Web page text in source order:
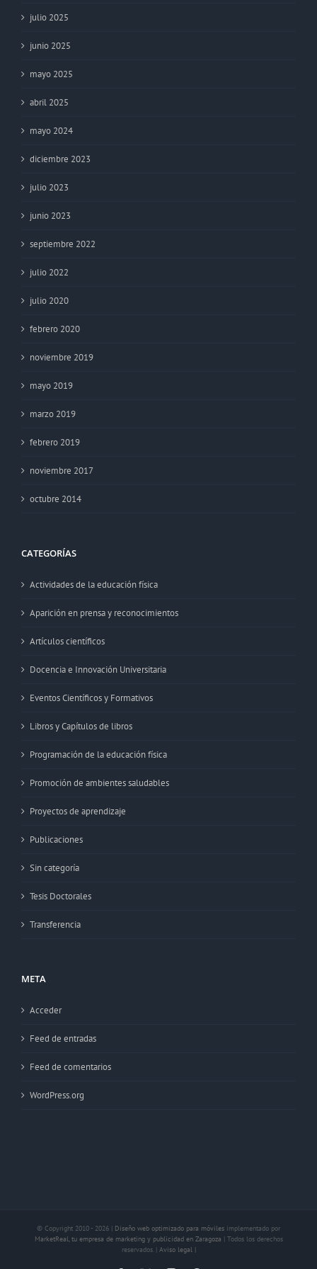
julio 2025
junio 2025
mayo 2025
abril 2025
mayo 2024
diciembre 2023
julio 2023
junio 2023
septiembre 2022
julio 2022
julio 2020
febrero 2020
noviembre 2019
mayo 2019
marzo 2019
febrero 2019
noviembre 2017
octubre 2014
CATEGORÍAS
Actividades de la educación física
Aparición en prensa y reconocimientos
Artículos científicos
Docencia e Innovación Universitaria
Eventos Científicos y Formativos
Libros y Capítulos de libros
Programación de la educación física
Promoción de ambientes saludables
Proyectos de aprendizaje
Publicaciones
Sin categoría
Tesis Doctorales
Transferencia
META
Acceder
Feed de entradas
Feed de comentarios
WordPress.org
© Copyright 2010 - 2026 | Diseño web optimizado para móviles implementado por
MarketReal, tu empresa de marketing y publicidad en Zaragoza | Todos los derechos
reservados. | Aviso legal |